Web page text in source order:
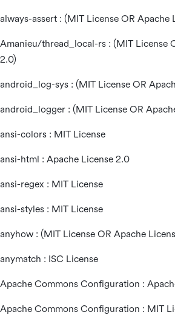
always-assert : (MIT License OR Apache
Amanieu/thread_local-rs : (MIT License
2.0)
android_log-sys : (MIT License OR
android_logger : (MIT License OR
ansi-colors : MIT License
ansi-html : Apache License 2.0
ansi-regex : MIT License
ansi-styles : MIT License
anyhow : (MIT License OR Apache
anymatch : ISC License
Apache Commons Configuration :
Apache Commons Configuration : MIT